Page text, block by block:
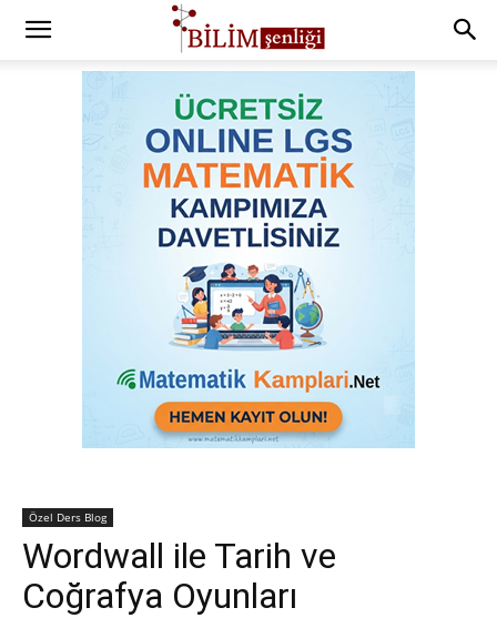
Özel Ders Blog
Wordwall ile Tarih ve
Coğrafya Oyunları